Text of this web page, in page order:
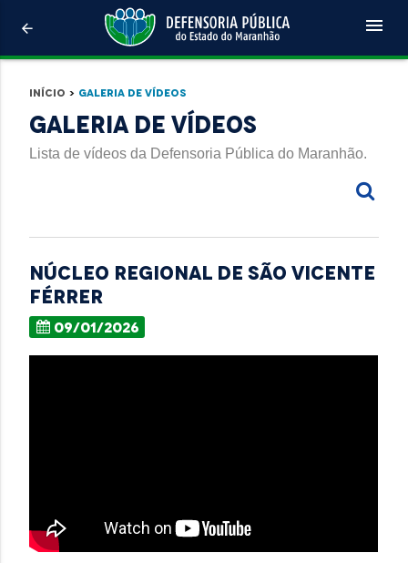
arrow_back menu
Início > Galeria de Vídeos
Galeria de Vídeos
Lista de vídeos da Defensoria Pública do Maranhão.
NÚCLEO REGIONAL DE SÃO VICENTE
FÉRRER
09/01/2026